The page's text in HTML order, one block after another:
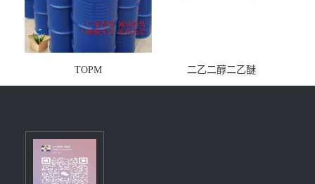
TOPM 二乙二醇二乙醚